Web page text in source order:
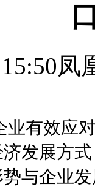
凤
业有效应
发展方
与企业